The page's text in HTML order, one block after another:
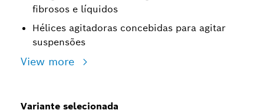
fibrosos e líquidos
Hélices agitadoras concebidas para agitar
suspensões
View more
Variante selecionada